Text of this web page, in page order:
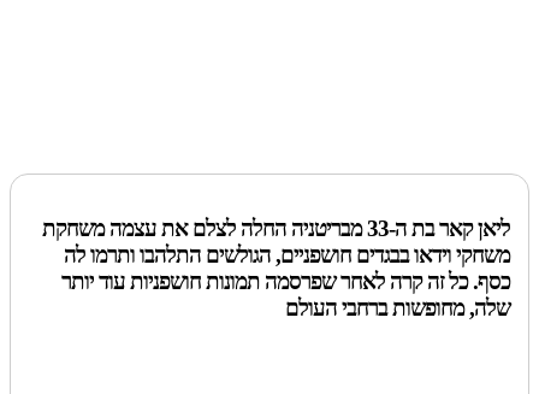
ליאן קאר בת ה-33 מבריטניה החלה לצלם את עצמה משחקת
משחקי וידאו בבגדים חושפניים, הגולשים התלהבו ותרמו לה
כסף. כל זה קרה לאחר שפרסמה תמונות חושפניות עוד יותר
שלה, מחופשות ברחבי העולם